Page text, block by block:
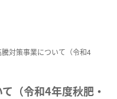
対策事業について（令和4
（令和4年度秋肥・